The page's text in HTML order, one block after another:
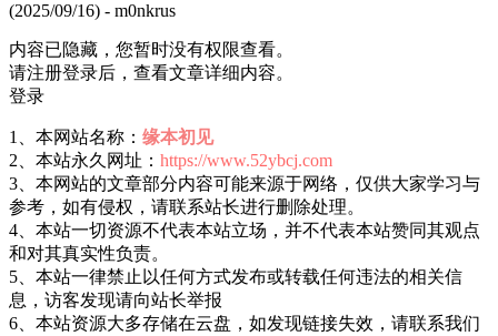
(2025/09/16) - m0nkrus
内容已隐藏，您暂时没有权限查看。
请注册登录后，查看文章详细内容。
登录
1、本网站名称： 缘本初见
2、本站永久网址： https://www.52ybcj.com
3、本网站的文章部分内容可能来源于网络，仅供大家学习与
参考，如有侵权，请联系站长进行删除处理。
4、本站一切资源不代表本站立场，并不代表本站赞同其观点
和对其真实性负责。
5、本站一律禁止以任何方式发布或转载任何违法的相关信
息，访客发现请向站长举报
6、本站资源大多存储在云盘，如发现链接失效，请联系我们